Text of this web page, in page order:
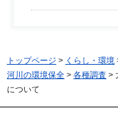
トップページ > くらし・環境
河川の環境保全 > 各種調査 >
について